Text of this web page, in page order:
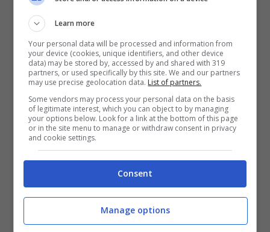
E forse l’hai capito, la ricchezza vera siamo
solo io e te
che riusciamo con un bacio a cancellare la
Learn more
Your personal data will be processed and information from
your device (cookies, unique identifiers, and other device
data) may be stored by, accessed by and shared with 319
partners, or used specifically by this site. We and our partners
may use precise geolocation data. List of partners.
Some vendors may process your personal data on the basis
of legitimate interest, which you can object to by managing
your options below. Look for a link at the bottom of this page
or in the site menu to manage or withdraw consent in privacy
and cookie settings.
Consent
Manage options